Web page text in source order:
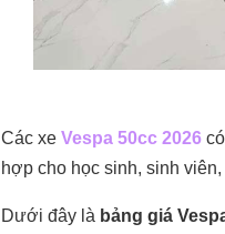
Các xe Vespa 50cc 2026
hợp cho học sinh, sinh
Dưới đây là bảng giá